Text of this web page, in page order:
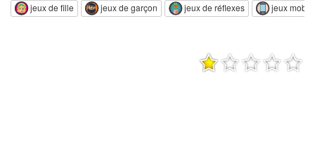
jeux de fille jeux de garçon jeux de réflexes jeux